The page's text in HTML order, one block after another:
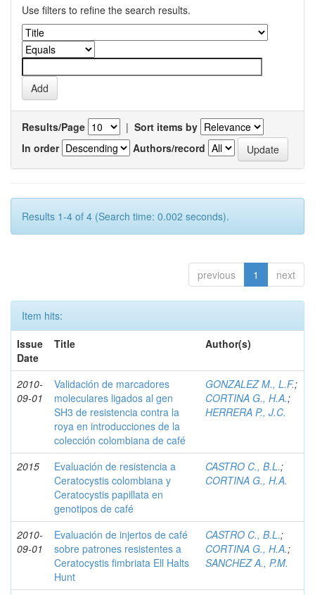
Use filters to refine the search results.
Results/Page | Sort items by
In order
Authors/record
Results 1-4 of 4 (Search time: 0.002 seconds).
previous 1 next
Item hits:
Issue
Date
Title Author(s)
2010-
09-01
Validación de marcadores
moleculares ligados al gen
SH3 de resistencia contra la
roya en introducciones de la
colección colombiana de café
GONZALEZ M., L.F.;
CORTINA G., H.A.;
HERRERA P., J.C.
2015
Evaluación de resistencia a
Ceratocystis colombiana y
Ceratocystis papillata en
genotipos de café
CASTRO C., B.L.;
CORTINA G., H.A.
2010-
09-01
Evaluación de injertos de café
sobre patrones resistentes a
Ceratocystis fimbriata Ell Halts
Hunt
CASTRO C., B.L.;
CORTINA G., H.A.;
SANCHEZ A., P.M.